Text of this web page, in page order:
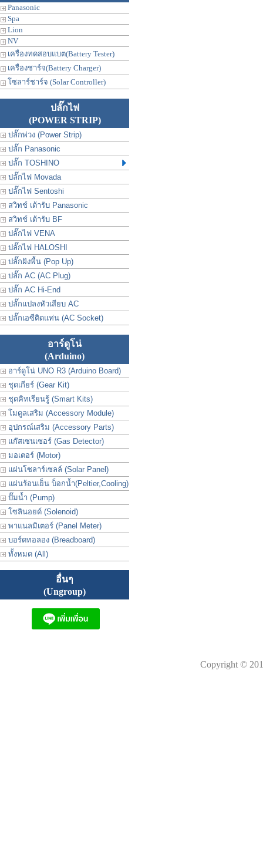
Panasonic
Spa
Lion
NV
เครื่องทดสอบแบต(Battery Tester)
เครื่องชาร์จ(Battery Charger)
โซลาร์ชาร์จ (Solar Controller)
ปลั๊กไฟ
(POWER STRIP)
ปลั๊กพ่วง (Power Strip)
ปลั๊ก Panasonic
ปลั๊ก TOSHINO
ปลั๊กไฟ Movada
ปลั๊กไฟ Sentoshi
สวิทช์ เต้ารับ Panasonic
สวิทช์ เต้ารับ BF
ปลั๊กไฟ VENA
ปลั๊กไฟ HALOSHI
ปลั๊กฝังพื้น (Pop Up)
ปลั๊ก AC (AC Plug)
ปลั๊ก AC Hi-End
ปลั๊กแปลงหัวเสียบ AC
ปลั๊กเอซีติดแท่น (AC Socket)
อาร์ดูโน่
(Arduino)
อาร์ดูโน่ UNO R3 (Arduino Board)
ชุดเกียร์ (Gear Kit)
ชุดคิทเรียนรู้ (Smart Kits)
โมดูลเสริม (Accessory Module)
อุปกรณ์เสริม (Accessory Parts)
แก๊สเซนเซอร์ (Gas Detector)
มอเตอร์ (Motor)
แผ่นโซลาร์เซลล์ (Solar Panel)
แผ่นร้อนเย็น บ็อกน้ำ(Peltier,Cooling)
ปั๊มน้ำ (Pump)
โซลินอยด์ (Solenoid)
พาแนลมิเตอร์ (Panel Meter)
บอร์ดทอลอง (Breadboard)
ทั้งหมด (All)
อื่นๆ
(Ungroup)
Copyright ©